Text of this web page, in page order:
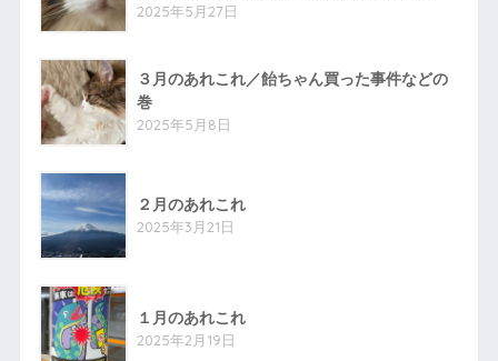
2025年5月27日
３月のあれこれ／飴ちゃん買った事件などの
巻
2025年5月8日
２月のあれこれ
2025年3月21日
１月のあれこれ
2025年2月19日